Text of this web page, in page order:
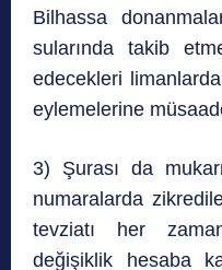
Bilhassa
sularında takib
edecekleri
eylemelerine
3) Şurası da
numaralarda
tevziatı her
değişiklik hesaba